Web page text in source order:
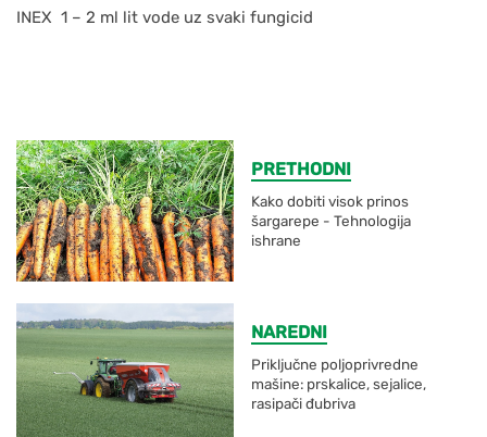
INEX 1 – 2 ml lit vode uz svaki fungicid
PRETHODNI
Kako dobiti visok prinos
šargarepe - Tehnologija
ishrane
NAREDNI
Priključne poljoprivredne
mašine: prskalice, sejalice,
rasipači đubriva